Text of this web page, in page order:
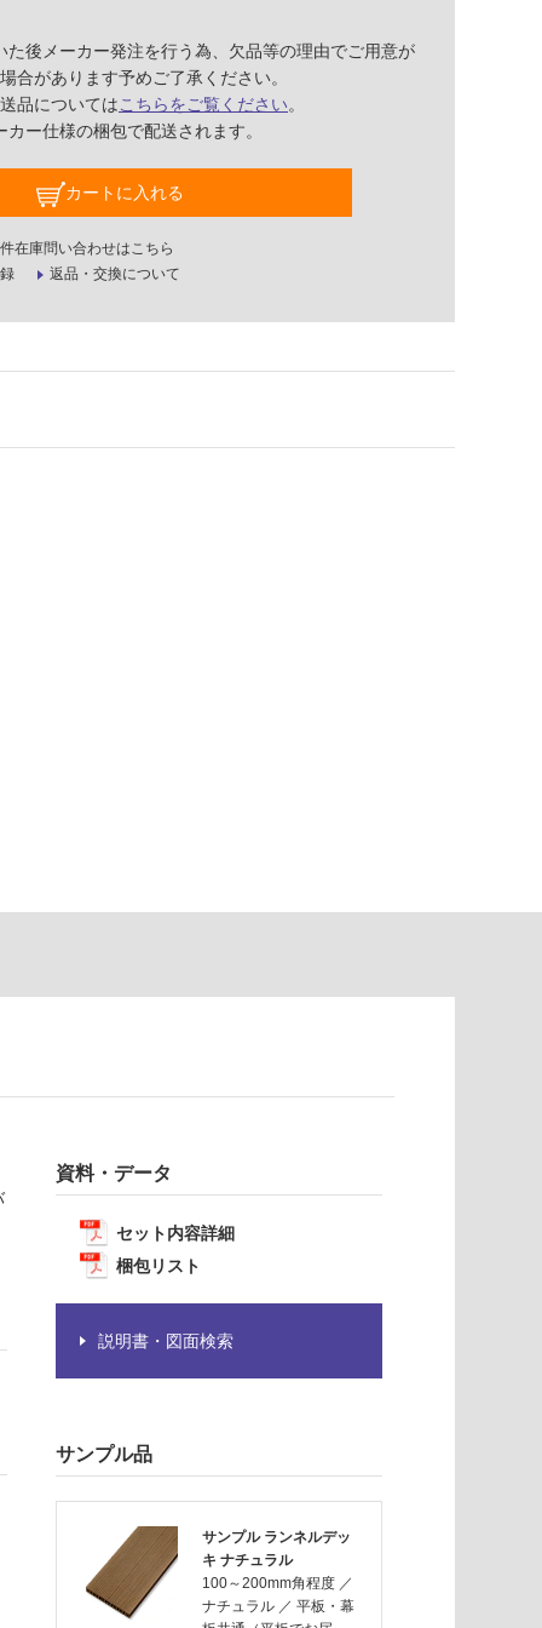
た後メーカー発注を行う為、欠品等の理由でご用意が
合があります予めご了承ください。
品についてはこちらをご覧ください。
ー仕様の梱包で配送されます。
カートに入れる
在庫問い合わせはこちら
返品・交換について
資料・データ
セット内容詳細
梱包リスト
説明書・図面検索
サンプル品
サンプル ランネルデッ
キ ナチュラル
100～200mm角程度 ／
ナチュラル ／ 平板・幕